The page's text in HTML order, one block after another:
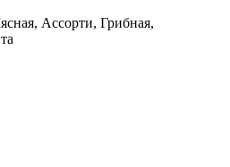
Ассорти, Грибная,